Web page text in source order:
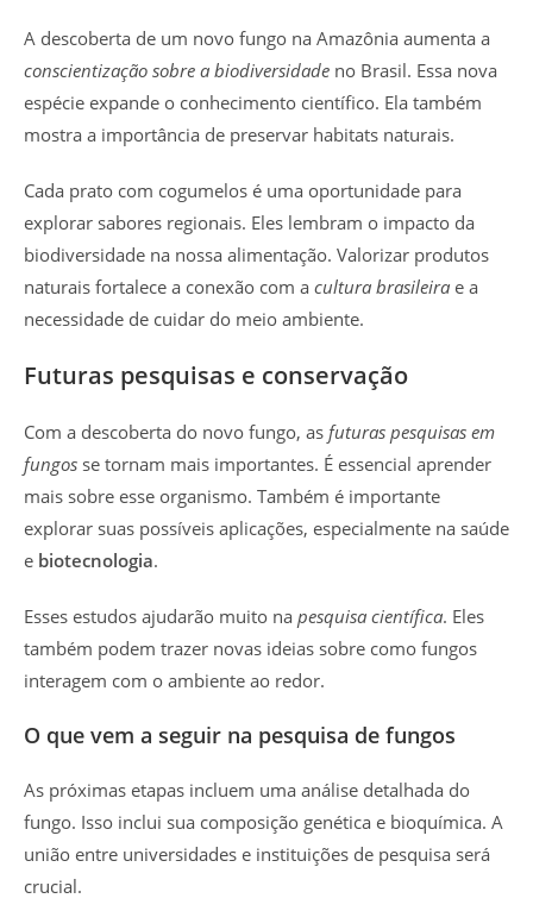
A descoberta de um novo fungo na Amazônia aumenta a
conscientização sobre a biodiversidade no Brasil. Essa nova
espécie expande o conhecimento científico. Ela também
mostra a importância de preservar habitats naturais.
Cada prato com cogumelos é uma oportunidade para
explorar sabores regionais. Eles lembram o impacto da
biodiversidade na nossa alimentação. Valorizar produtos
naturais fortalece a conexão com a cultura brasileira e a
necessidade de cuidar do meio ambiente.
Futuras pesquisas e conservação
Com a descoberta do novo fungo, as futuras pesquisas em
fungos se tornam mais importantes. É essencial aprender
mais sobre esse organismo. Também é importante
explorar suas possíveis aplicações, especialmente na saúde
e biotecnologia.
Esses estudos ajudarão muito na pesquisa científica. Eles
também podem trazer novas ideias sobre como fungos
interagem com o ambiente ao redor.
O que vem a seguir na pesquisa de fungos
As próximas etapas incluem uma análise detalhada do
fungo. Isso inclui sua composição genética e bioquímica. A
união entre universidades e instituições de pesquisa será
crucial.